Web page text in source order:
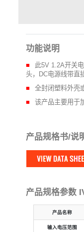
功能说明
此5V 1.2A开关
头，DC电源线带直
全封闭塑料外壳
该产品主要用于
产品规格书/说
产品规格参数
产品名称
输入电压范围